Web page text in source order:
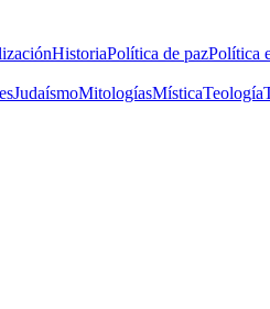
HistoriaPolítica de pazPolítica
JudaísmoMitologíasMísticaTeología